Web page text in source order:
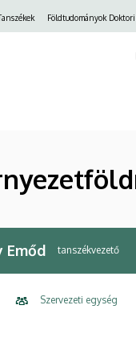
Földtudományok Doktori
Emőd tanszékvezető
Szervezeti egység